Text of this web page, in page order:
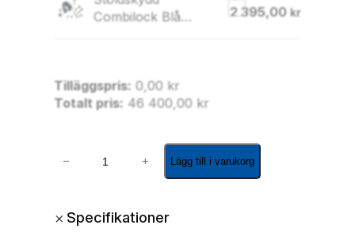
Combilock Blå
2 395,00 kr
Tilläggspris: 0,00 kr
Totalt pris: 46 400,00 kr
a
− + Lägg till i varukorg
+Specifikationer